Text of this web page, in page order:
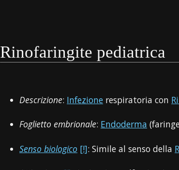
Rinofaringite pediatrica
Descrizione: Infezione respiratoria con
Foglietto embrionale: Endoderma
Senso biologico [!]: Simile al senso della